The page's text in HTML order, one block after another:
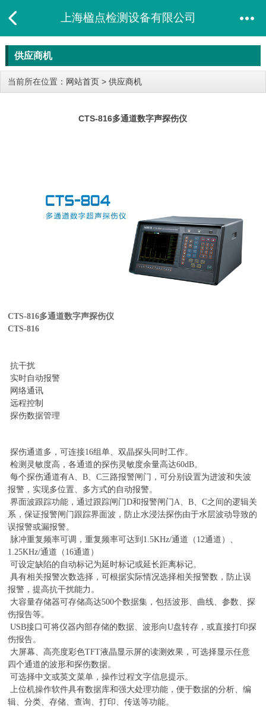
上海楹点检测设备有限公司
供应商机
当前所在位置： 网站首页 > 供应商机
CTS-816多通道数字声探伤仪
CTS-816多通道数字声探伤仪
CTS-816
抗干扰
实时自动报警
网络通讯
远程控制
探伤数据管理
探伤通道多，可连接16组单、双晶探头同时工作。
检测灵敏度高，各通道的探伤灵敏度余量高达60dB。
每个探伤通道有A、B、C三路报警闸门，可分别设置为进波和失波
报警，实现多位置、多方式的自动报警。
界面波跟踪功能，通过跟踪闸门D和报警闸门A、B、C之间的逻辑关
系，保证报警闸门跟踪界面波，防止水浸法探伤由于水层波动导致的
误报警或漏报警。
脉冲重复频率可调，重复频率可达到1.5KHz/通道（12通道）、
1.25KHz/通道（16通道）
可设定缺陷的自动标记为延时标记或延长距离标记。
具有相关报警次数选择，可根据实际情况选择相关报警数，防止误
报警，提高抗干扰能力。
大容量存储器可存储高达500个数据集，包括波形、曲线、参数、探
伤报告等。
USB接口可将仪器内部存储的数据、波形向U盘转存，或直接打印探
伤报告。
大屏幕、高亮度彩色TFT液晶显示屏的读测效果，可选择显示任意
四个通道的波形和探伤数据。
可选择中文或英文菜单，操作过程文字信息提示。
上位机操作软件具有数据库和强大处理功能，便于数据的分析、编
辑、分类、存储、查询、打印、传送等功能。